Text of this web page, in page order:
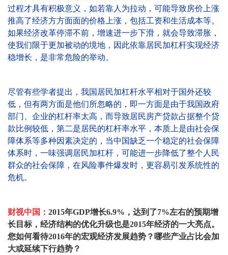
过程才具有积极意义，如若靠人为拉动，可能导致房价上涨
推高了经济方方面面的价格上涨，包括工资和生活成本等。
如果经济改革停滞不前，增速进一步下滑，就会导致滞胀，
使我们限于更加被动的境地，因此依靠居民加杠杆实现经济
稳增长，是非常危险的举动。
尽管有些学者提出，我国居民加杠杆水平相对于国外还较
低，但有两方面是他们所忽略的，即一方面是由于我国政府
部门、企业的杠杆率太高，而导致居民房产贷款占据整个贷
款比例较低，第二是居民的杠杆率水平，本质上是由社会保
障体系等多种因素决定的，当中国缺乏一个稳定的社会保障
体系时，一味强调居民加杠杆，可能进一步降低了整个人民
群众的社会保障，在风险事件爆发时，更容易引发系统性的
危机。
财视中国： 2015年GDP增长6.9%，达到了7%左右的预期增
长目标，经济结构的优化升级也是2015年经济的一大亮点。
您如何看待2016年的宏观经济发展趋势？哪些产业占比会加
大或延续下行趋势？